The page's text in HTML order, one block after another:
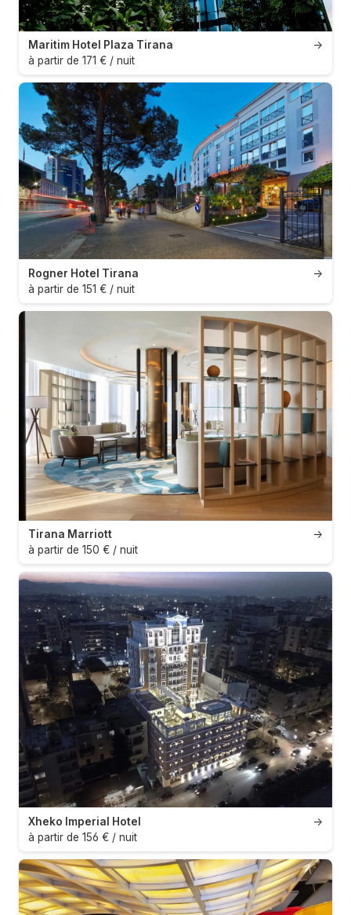
→
Maritim Hotel Plaza Tirana
à partir de 171 € / nuit
→
Rogner Hotel Tirana
à partir de 151 € / nuit
→
Tirana Marriott
à partir de 150 € / nuit
→
Xheko Imperial Hotel
à partir de 156 € / nuit